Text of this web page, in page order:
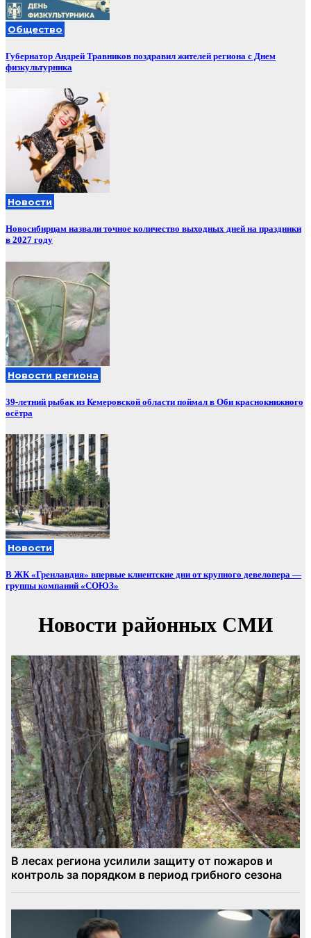
Общество
Губернатор Андрей Травников поздравил жителей региона с Днем
физкультурника
Новости
Новосибирцам назвали точное количество выходных дней на праздники
в 2027 году
Новости региона
39-летний рыбак из Кемеровской области поймал в Оби краснокнижного
осётра
Новости
В ЖК «Гренландия» впервые клиентские дни от крупного девелопера —
группы компаний «СОЮЗ»